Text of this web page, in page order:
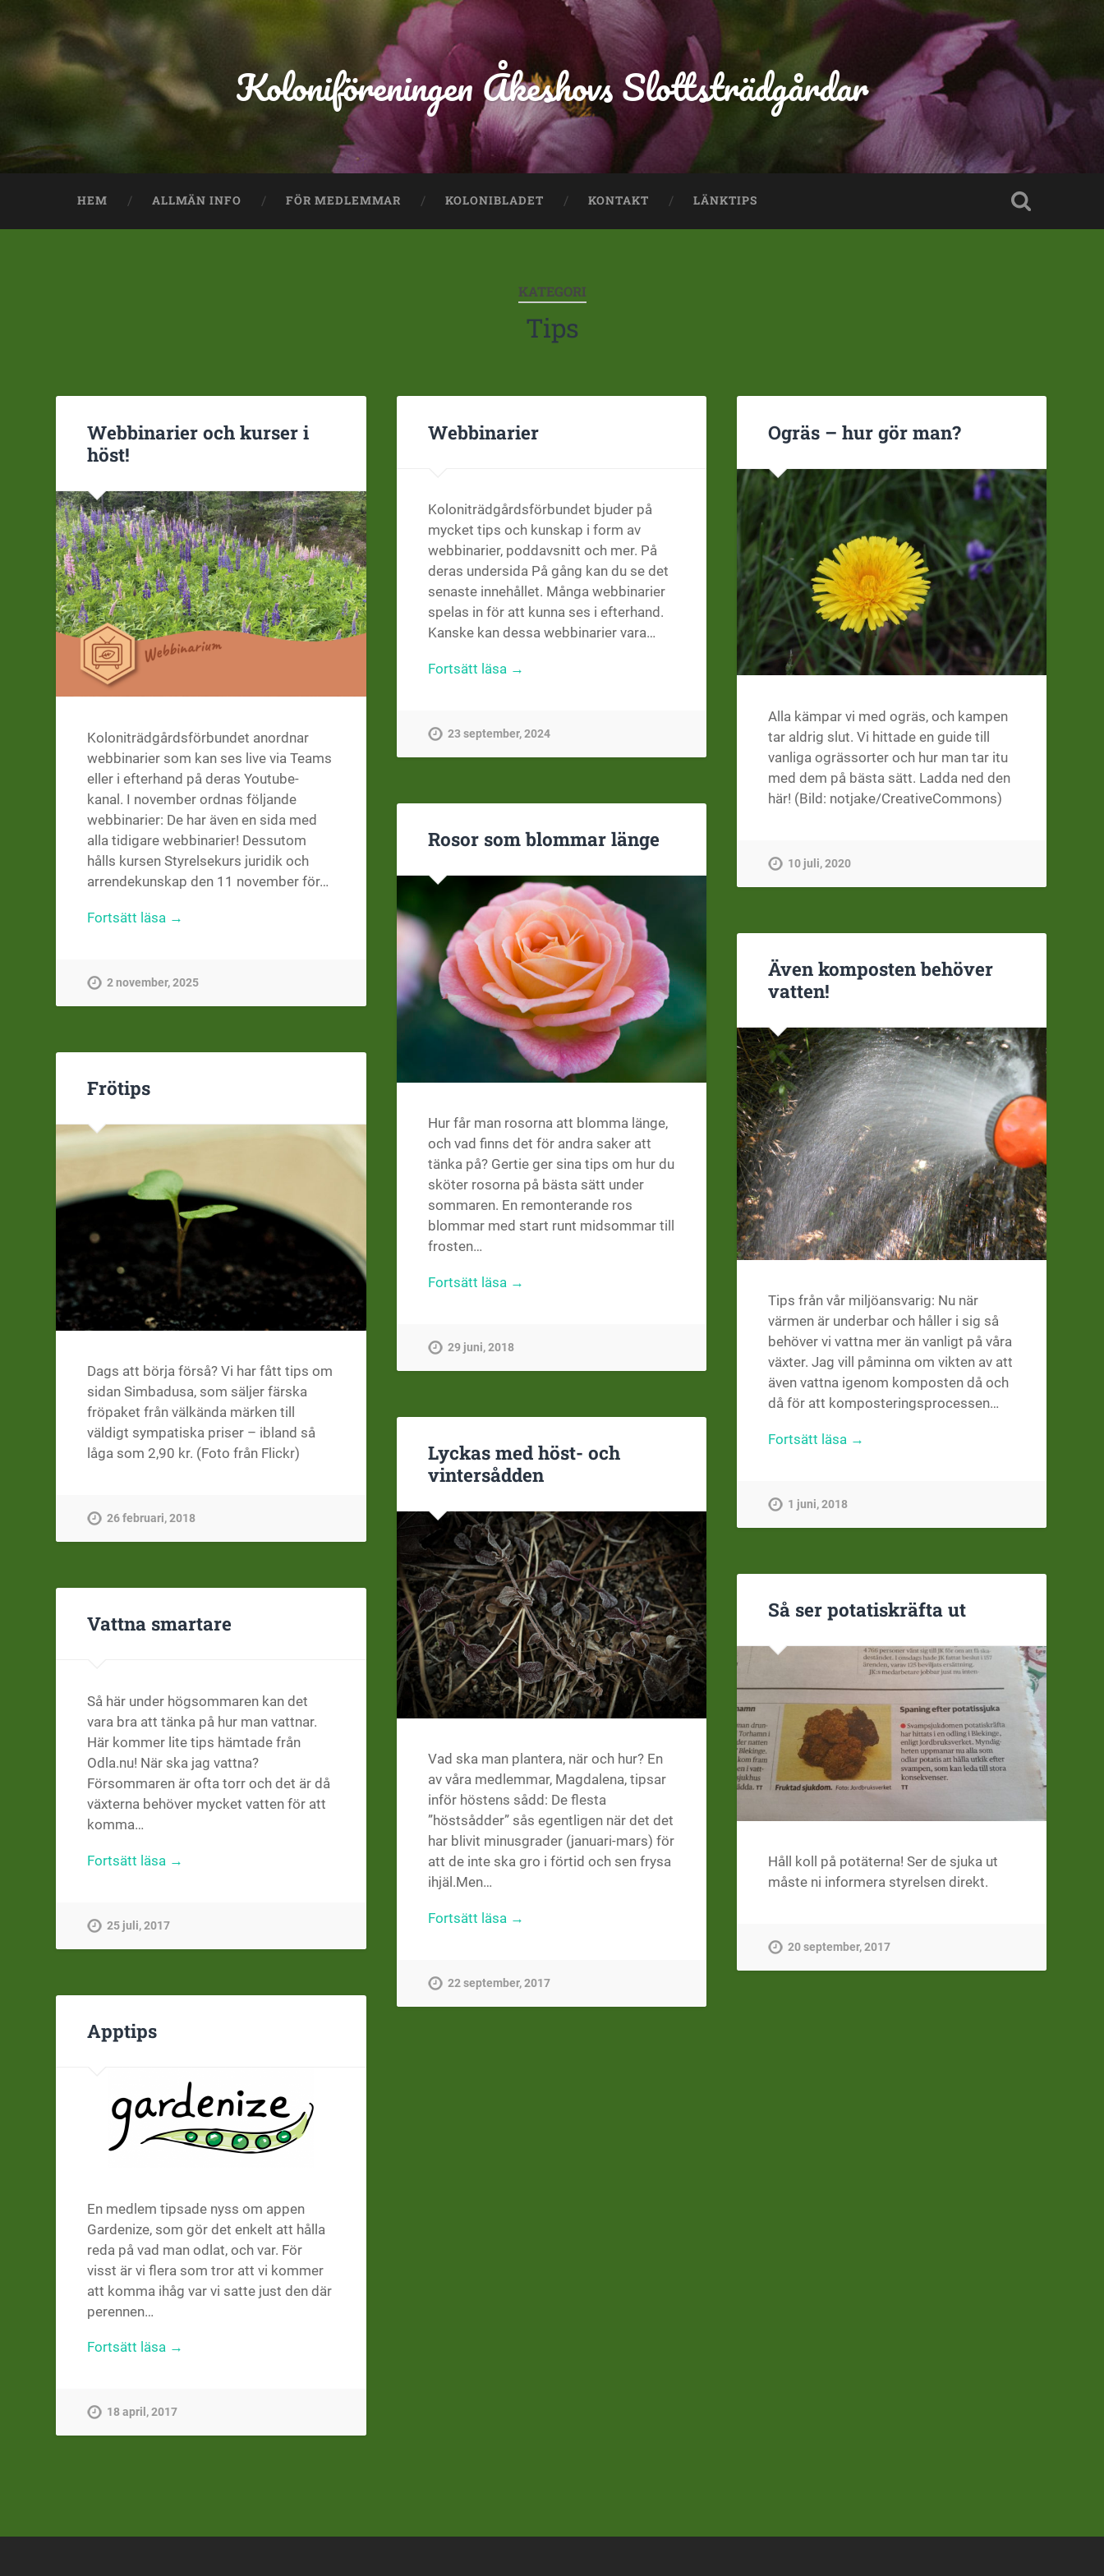
Koloniföreningen Åkeshovs Slottsträdgårdar
HEM ALLMÄN INFO FÖR MEDLEMMAR KOLONIBLADET KONTAKT LÄNKTIPS
KATEGORI
Tips
Webbinarier och kurser i
höst!
Koloniträdgårdsförbundet anordnar
webbinarier som kan ses live via Teams
eller i efterhand på deras Youtube-
kanal. I november ordnas följande
webbinarier: De har även en sida med
alla tidigare webbinarier! Dessutom
hålls kursen Styrelsekurs juridik och
arrendekunskap den 11 november för…
Fortsätt läsa →
2 november, 2025
Webbinarier
Koloniträdgårdsförbundet bjuder på
mycket tips och kunskap i form av
webbinarier, poddavsnitt och mer. På
deras undersida På gång kan du se det
senaste innehållet. Många webbinarier
spelas in för att kunna ses i efterhand.
Kanske kan dessa webbinarier vara…
Fortsätt läsa →
23 september, 2024
Ogräs – hur gör man?
Alla kämpar vi med ogräs, och kampen
tar aldrig slut. Vi hittade en guide till
vanliga ogrässorter och hur man tar itu
med dem på bästa sätt. Ladda ned den
här! (Bild: notjake/CreativeCommons)
10 juli, 2020
Rosor som blommar länge
Hur får man rosorna att blomma länge,
och vad finns det för andra saker att
tänka på? Gertie ger sina tips om hur du
sköter rosorna på bästa sätt under
sommaren. En remonterande ros
blommar med start runt midsommar till
frosten…
Fortsätt läsa →
29 juni, 2018
Även komposten behöver
vatten!
Tips från vår miljöansvarig: Nu när
värmen är underbar och håller i sig så
behöver vi vattna mer än vanligt på våra
växter. Jag vill påminna om vikten av att
även vattna igenom komposten då och
då för att komposteringsprocessen…
Fortsätt läsa →
1 juni, 2018
Frötips
Dags att börja förså? Vi har fått tips om
sidan Simbadusa, som säljer färska
fröpaket från välkända märken till
väldigt sympatiska priser – ibland så
låga som 2,90 kr. (Foto från Flickr)
26 februari, 2018
Lyckas med höst- och
vintersådden
Vad ska man plantera, när och hur? En
av våra medlemmar, Magdalena, tipsar
inför höstens sådd: De flesta
”höstsådder” sås egentligen när det det
har blivit minusgrader (januari-mars) för
att de inte ska gro i förtid och sen frysa
ihjäl.Men…
Fortsätt läsa →
22 september, 2017
Så ser potatiskräfta ut
Håll koll på potäterna! Ser de sjuka ut
måste ni informera styrelsen direkt.
20 september, 2017
Vattna smartare
Så här under högsommaren kan det
vara bra att tänka på hur man vattnar.
Här kommer lite tips hämtade från
Odla.nu! När ska jag vattna?
Försommaren är ofta torr och det är då
växterna behöver mycket vatten för att
komma…
Fortsätt läsa →
25 juli, 2017
Apptips
En medlem tipsade nyss om appen
Gardenize, som gör det enkelt att hålla
reda på vad man odlat, och var. För
visst är vi flera som tror att vi kommer
att komma ihåg var vi satte just den där
perennen…
Fortsätt läsa →
18 april, 2017